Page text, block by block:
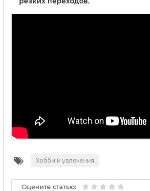
Хобби и увлечения
Оцените статью: